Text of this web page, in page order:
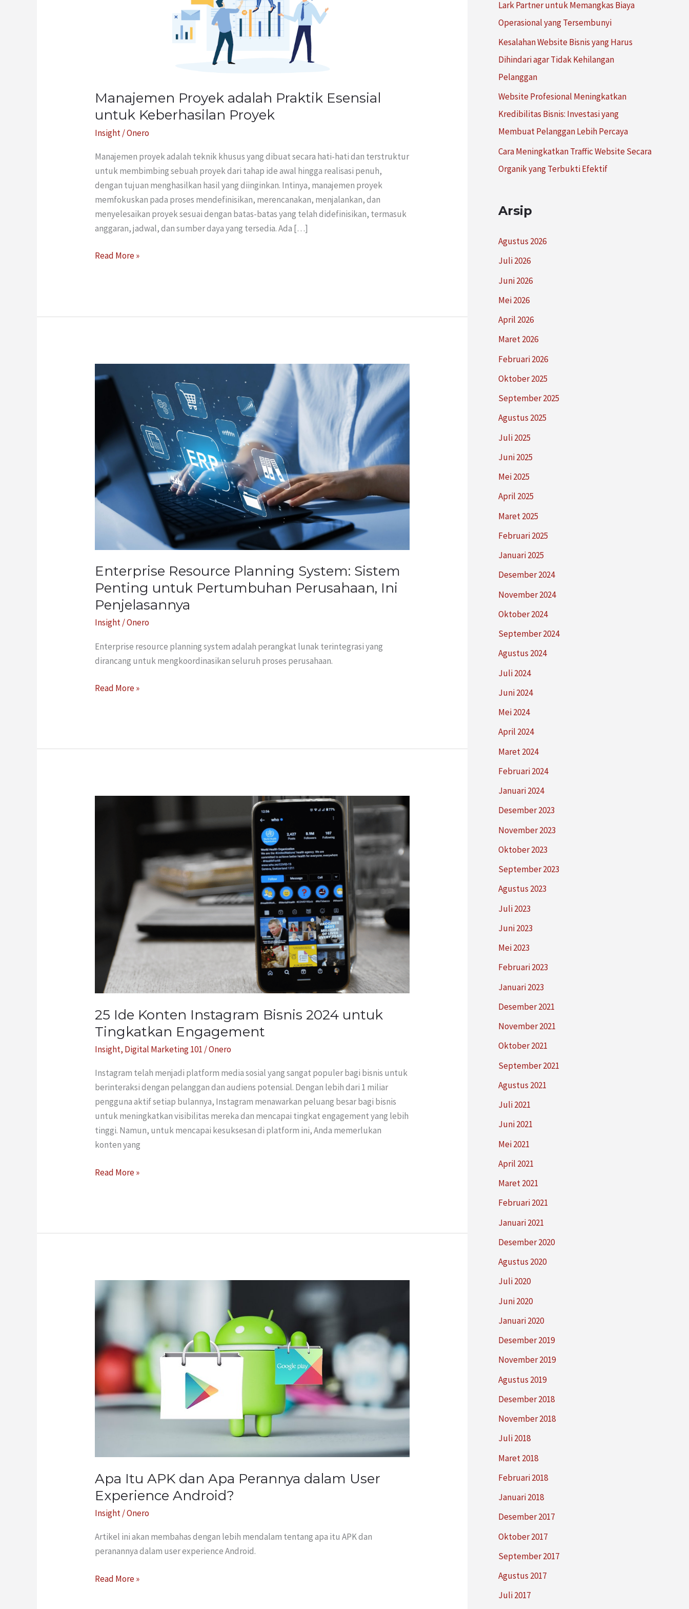
Manajemen Proyek adalah Praktik Esensial
untuk Keberhasilan Proyek
Insight/Onero
Manajemen proyek adalah teknik khusus yang dibuat secara hati-hati dan terstruktur
untuk membimbing sebuah proyek dari tahap ide awal hingga realisasi penuh,
dengan tujuan menghasilkan hasil yang diinginkan. Intinya, manajemen proyek
memfokuskan pada proses mendefinisikan, merencanakan, menjalankan, dan
menyelesaikan proyek sesuai dengan batas-batas yang telah didefinisikan, termasuk
anggaran, jadwal, dan sumber daya yang tersedia. Ada […]
Read More »
Enterprise Resource Planning System: Sistem
Penting untuk Pertumbuhan Perusahaan, Ini
Penjelasannya
Insight/Onero
Enterprise resource planning system adalah perangkat lunak terintegrasi yang
dirancang untuk mengkoordinasikan seluruh proses perusahaan.
Resource
Planning
System:
Penting
untuk
Pertumbuhan
Perusahaan,
Ini
Penjelasannya
Read More »
25 Ide Konten Instagram Bisnis 2024 untuk
Tingkatkan Engagement
Insight, Digital Marketing 101 /Onero
Instagram telah menjadi platform media sosial yang sangat populer bagi bisnis untuk
berinteraksi dengan pelanggan dan audiens potensial. Dengan lebih dari 1 miliar
pengguna aktif setiap bulannya, Instagram menawarkan peluang besar bagi bisnis
untuk meningkatkan visibilitas mereka dan mencapai tingkat engagement yang lebih
tinggi. Namun, untuk mencapai kesuksesan di platform ini, Anda memerlukan
konten yang
Tingkatkan
Engagement
Read More »
Apa Itu APK dan Apa Perannya dalam User
Experience Android?
Insight/Onero
Artikel ini akan membahas dengan lebih mendalam tentang apa itu APK dan
peranannya dalam user experience Android.
Apa
Itu
Apa
Perannya
User
Experience
Android?
Read More »
Lark Partner untuk Memangkas Biaya
Operasional yang Tersembunyi
Kesalahan Website Bisnis yang Harus
Dihindari agar Tidak Kehilangan
Pelanggan
Website Profesional Meningkatkan
Kredibilitas Bisnis: Investasi yang
Membuat Pelanggan Lebih Percaya
Cara Meningkatkan Traffic Website Secara
Organik yang Terbukti Efektif
Arsip
Agustus 2026
Juli 2026
Juni 2026
Mei 2026
April 2026
Maret 2026
Februari 2026
Oktober 2025
September 2025
Agustus 2025
Juli 2025
Juni 2025
Mei 2025
April 2025
Maret 2025
Februari 2025
Januari 2025
Desember 2024
November 2024
Oktober 2024
September 2024
Agustus 2024
Juli 2024
Juni 2024
Mei 2024
April 2024
Maret 2024
Februari 2024
Januari 2024
Desember 2023
November 2023
Oktober 2023
September 2023
Agustus 2023
Juli 2023
Juni 2023
Mei 2023
Februari 2023
Januari 2023
Desember 2021
November 2021
Oktober 2021
September 2021
Agustus 2021
Juli 2021
Juni 2021
Mei 2021
April 2021
Maret 2021
Februari 2021
Januari 2021
Desember 2020
Agustus 2020
Juli 2020
Juni 2020
Januari 2020
Desember 2019
November 2019
Agustus 2019
Desember 2018
November 2018
Juli 2018
Maret 2018
Februari 2018
Januari 2018
Desember 2017
Oktober 2017
September 2017
Agustus 2017
Juli 2017